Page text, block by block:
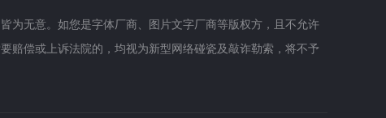
为无意。如您是字体厂商、图片文字厂商等版权方，且不允许
赔偿或上诉法院的，均视为新型网络碰瓷及敲诈勒索，将不予